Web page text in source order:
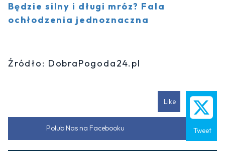
Będzie silny i długi mróz? Fala
ochłodzenia jednoznaczna
Źródło: DobraPogoda24.pl
Like
Tweet
Polub Nas na Facebooku